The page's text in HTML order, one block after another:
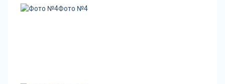
Фото №4